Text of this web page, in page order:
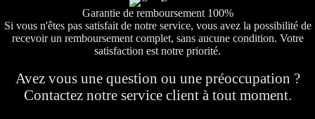
Garantie de remboursement 100%
Si vous n'êtes pas satisfait de notre service, vous avez la possibilité de
recevoir un remboursement complet, sans aucune condition. Votre
satisfaction est notre priorité.
Avez vous une question ou une préoccupation ?
Contactez notre service client à tout moment.